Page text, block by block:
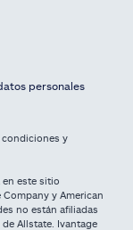
personales
condiciones y
en este sitio
y American
no están afiliadas
Allstate. Ivantage